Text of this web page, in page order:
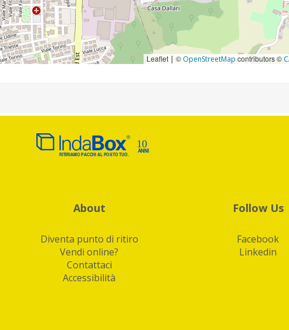
Leaflet | © OpenStreetMap contributors ©
About
Diventa punto di ritiro
Vendi online?
Contattaci
Accessibilità
Follow Us
Facebook
Linkedin